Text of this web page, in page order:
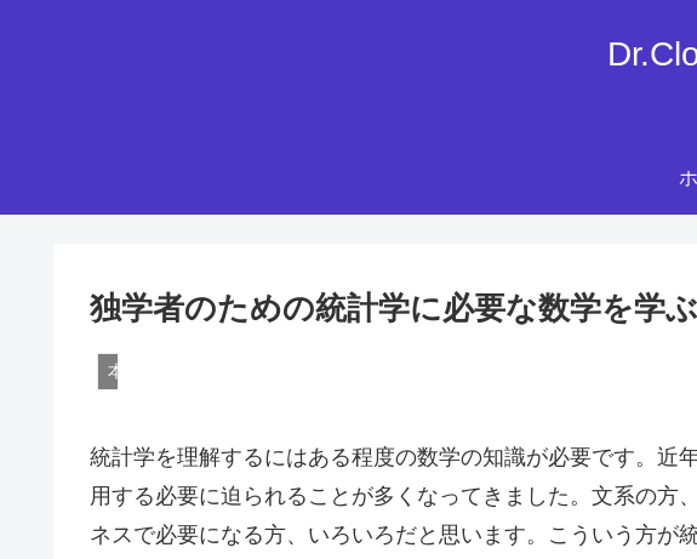
独学者のための統計学に必要な数学を学
本
統計学を理解するにはある程度の数学の知識が必要です。近
用する必要に迫られることが多くなってきました。文系の方
ネスで必要になる方、いろいろだと思います。こういう方が